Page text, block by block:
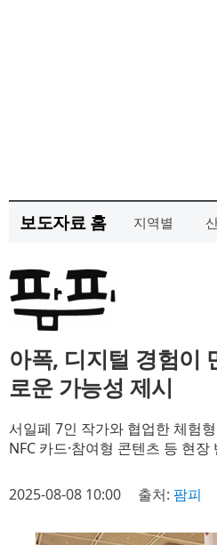
보도자료 홈 지역별
아폭, 디지털 경험이
로운 가능성 제시
서일페 7인 작가와 협업한 체험
NFC 카드·참여형 콘텐츠 등 현장
2025-08-08 10:00 출처: 팜피